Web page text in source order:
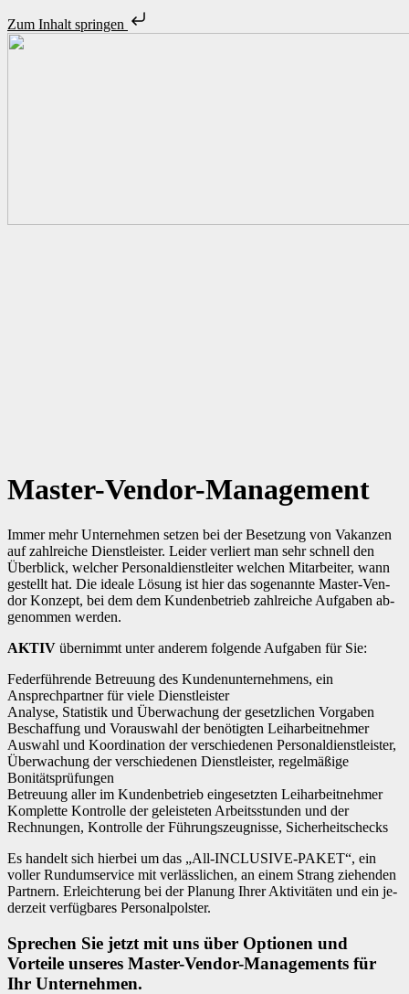
Zum Inhalt springen
Master-Vendor-Management
Immer mehr Un­ter­neh­men set­zen bei der Be­set­zung von Va­kan­zen
auf zahl­rei­che Dienst­leis­ter. Lei­der ver­liert man sehr schnell den
Über­blick, wel­cher Per­so­nal­dienst­lei­ter wel­chen Mit­ar­bei­ter, wann
ge­stellt hat. Die idea­le Lö­sung ist hier das so­ge­nann­te Mas­ter-Ven­
dor Kon­zept, bei dem dem Kun­den­be­trieb zahl­rei­che Auf­ga­ben ab­
ge­nom­men wer­den.
AKTIV übernimmt unter anderem folgende Aufgaben für Sie:
Federführende Betreuung des Kundenunternehmens, ein
Ansprechpartner für viele Dienstleister
Analyse, Statistik und Überwachung der gesetzlichen Vorgaben
Beschaffung und Vorauswahl der benötigten Leiharbeitnehmer
Auswahl und Koordination der verschiedenen Personaldienstleister,
Überwachung der verschiedenen Dienstleister, regelmäßige
Bonitätsprüfungen
Betreuung aller im Kundenbetrieb eingesetzten Leiharbeitnehmer
Komplette Kontrolle der geleisteten Arbeitsstunden und der
Rechnungen, Kontrolle der Führungszeugnisse, Sicherheitschecks
Es han­delt sich hier­bei um das „All-IN­CLU­SI­VE-PAKET“, ein
vol­ler Rund­umser­vice mit ver­läss­li­chen, an einem Strang zie­hen­den
Part­nern. Er­leich­te­rung bei der Pla­nung Ihrer Ak­ti­vi­tä­ten und ein je­
der­zeit ver­füg­ba­res Per­so­nal­pols­ter.
Sprechen Sie jetzt mit uns über Optionen und
Vorteile unseres Master-Vendor-Managements für
Ihr Unternehmen.